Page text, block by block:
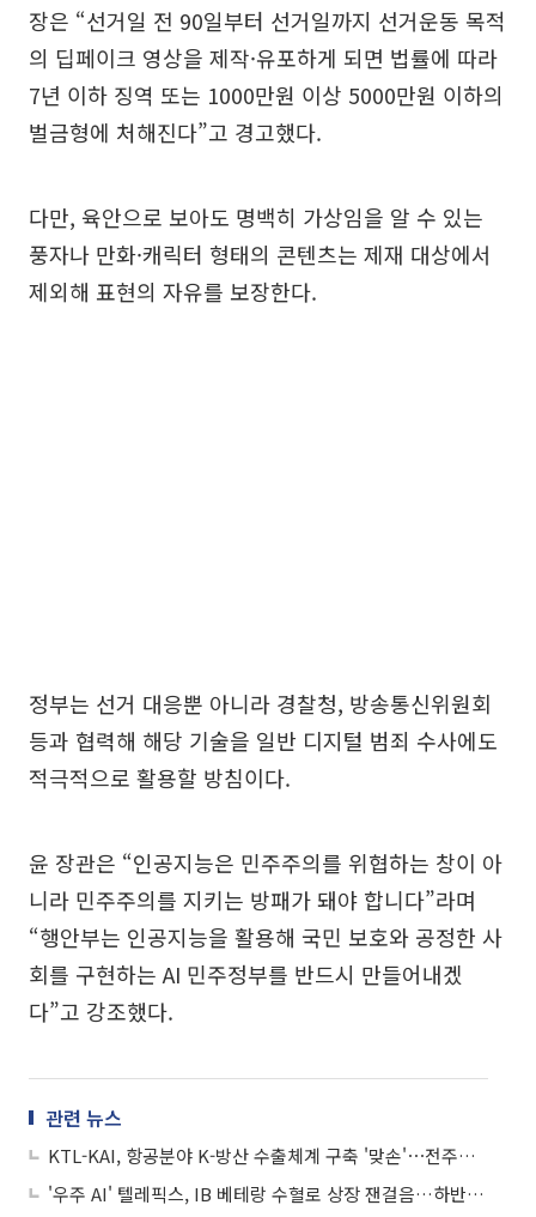
장은 “선거일 전 90일부터 선거일까지 선거운동 목적
의 딥페이크 영상을 제작·유포하게 되면 법률에 따라
7년 이하 징역 또는 1000만원 이상 5000만원 이하의
벌금형에 처해진다”고 경고했다.
다만, 육안으로 보아도 명백히 가상임을 알 수 있는
풍자나 만화·캐릭터 형태의 콘텐츠는 제재 대상에서
제외해 표현의 자유를 보장한다.
정부는 선거 대응뿐 아니라 경찰청, 방송통신위원회
등과 협력해 해당 기술을 일반 디지털 범죄 수사에도
적극적으로 활용할 방침이다.
윤 장관은 “인공지능은 민주주의를 위협하는 창이 아
니라 민주주의를 지키는 방패가 돼야 합니다”라며
“행안부는 인공지능을 활용해 국민 보호와 공정한 사
회를 구현하는 AI 민주정부를 반드시 만들어내겠
다”고 강조했다.
관련 뉴스
KTL-KAI, 항공분야 K-방산 수출체계 구축 '맞손'⋯전주기 기술지원 협력
'우주 AI' 텔레픽스, IB 베테랑 수혈로 상장 잰걸음…하반기 IPO 정조준